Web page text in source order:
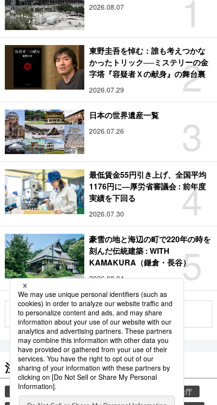
1
2026.08.07
2
東野圭吾を悼む：誰も考えつかな
かったトリック──ミステリーの金
字塔『容疑者Ｘの献身』の舞台裏
2026.07.29
3
日本の世界遺産一覧
2026.07.26
4
最低賃金55円引き上げ、全国平均
1176円に―厚労省審議会 : 前年度
実績を下回る
2026.07.30
5
豪雪の地と海辺の町で220年の時を
刻んだ伝統建築 : WITH
KAMAKURA（鎌倉・長谷）
2026.08.04
もっと見る
注目のキーワード
共同通信ニュース
気象庁